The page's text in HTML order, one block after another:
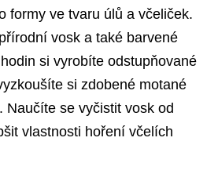
formy ve tvaru úlů a včeliček.
vosk a také barvené
si vyrobíte odstupňované
si zdobené motané
Naučíte se vyčistit vosk od
vlastnosti hoření včelích